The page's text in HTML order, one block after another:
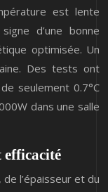
est lente
d’une bonne
optimisée. Un
Des tests ont
seulement 0.7°C
dans une salle
efficacité
l’épaisseur et du